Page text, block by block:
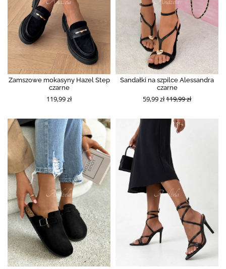
Zamszowe mokasyny Hazel Step
czarne
119,99 zł
Sandałki na szpilce Alessandra
czarne
59,99 zł119,99 zł